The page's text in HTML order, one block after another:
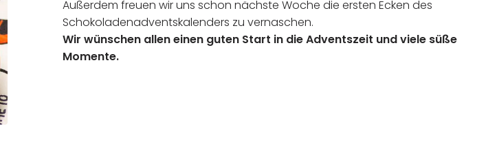
Außerdem freuen wir uns schon nächste Woche die ersten Ecken des
Schokoladenadventskalenders zu vernaschen.
Wir wünschen allen einen guten Start in die Adventszeit und viele süße
Momente.